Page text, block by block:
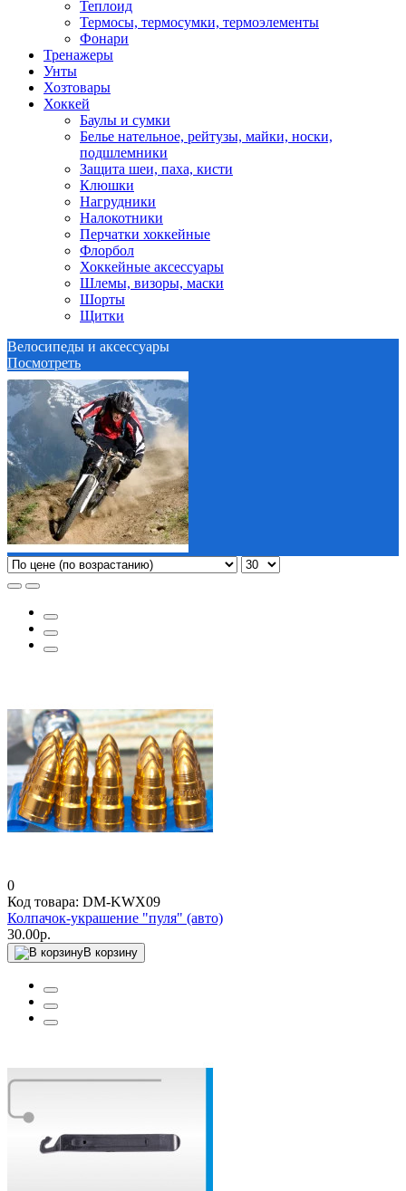
Теплоид
Термосы, термосумки, термоэлементы
Фонари
Тренажеры
Унты
Хозтовары
Хоккей
Баулы и сумки
Белье нательное, рейтузы, майки, носки,
подшлемники
Защита шеи, паха, кисти
Клюшки
Нагрудники
Налокотники
Перчатки хоккейные
Флорбол
Хоккейные аксессуары
Шлемы, визоры, маски
Шорты
Щитки
Велосипеды и аксессуары
Посмотреть
0
Код товара: DM-KWX09
Колпачок-украшение "пуля" (авто)
30.00р.
В корзину